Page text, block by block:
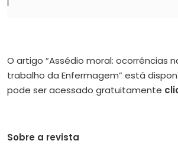
O artigo “Assédio moral: ocorrências
trabalho da Enfermagem” está
pode ser acessado gratuitamente
Sobre a revista